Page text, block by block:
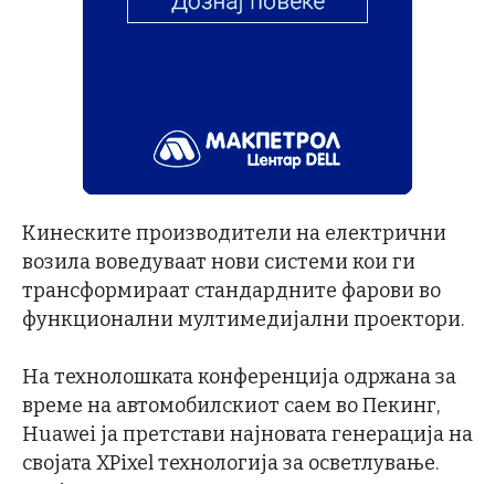
Кинеските производители на електрични
возила воведуваат нови системи кои ги
трансформираат стандардните фарови во
функционални мултимедијални проектори.
На технолошката конференција одржана за
време на автомобилскиот саем во Пекинг,
Huawei ја претстави најновата генерација на
својата XPixel технологија за осветлување.